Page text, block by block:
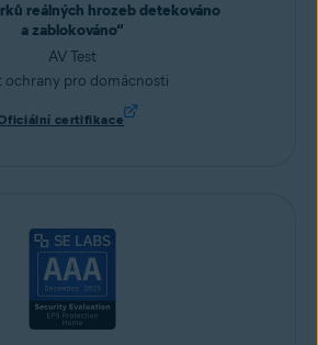
reálných hrozeb detekováno
a zablokováno“
AV Test
ochrany pro domácnosti
certifikace